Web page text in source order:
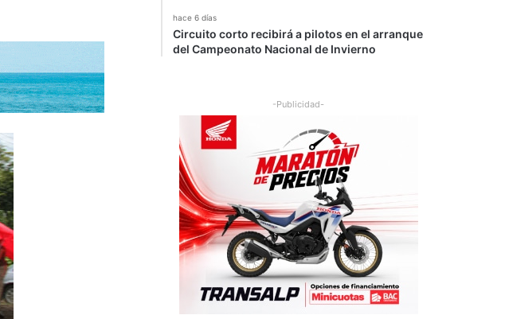
hace 6 días
Circuito corto recibirá a pilotos en el arranque
del Campeonato Nacional de Invierno
-Publicidad-